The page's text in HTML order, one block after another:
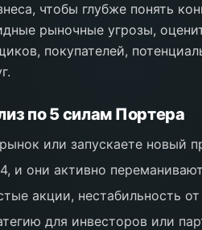
чтобы глубже понять
рыночные угрозы,
покупателей,
по 5 силам Портера
или запускаете новый
и они активно
акции, нестабильность
для инвесторов или